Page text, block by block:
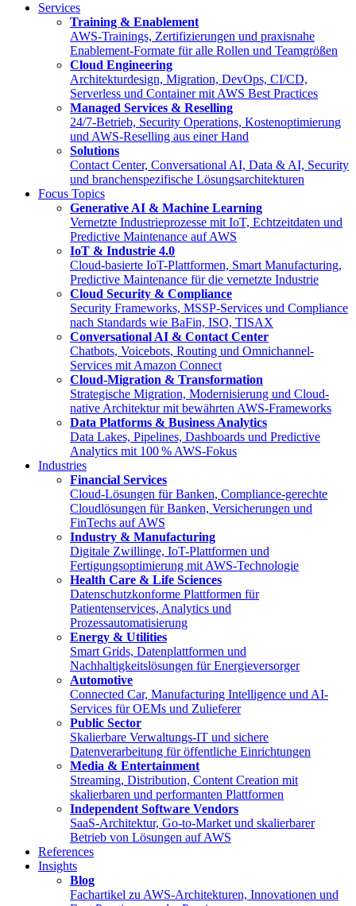
Services
Training & Enablement
AWS-Trainings, Zertifizierungen und praxisnahe
Enablement-Formate für alle Rollen und Teamgrößen
Cloud Engineering
Architekturdesign, Migration, DevOps, CI/CD,
Serverless und Container mit AWS Best Practices
Managed Services & Reselling
24/7-Betrieb, Security Operations, Kostenoptimierung
und AWS-Reselling aus einer Hand
Solutions
Contact Center, Conversational AI, Data & AI, Security
und branchenspezifische Lösungsarchitekturen
Focus Topics
Generative AI & Machine Learning
Vernetzte Industrieprozesse mit IoT, Echtzeitdaten und
Predictive Maintenance auf AWS
IoT & Industrie 4.0
Cloud-basierte IoT-Plattformen, Smart Manufacturing,
Predictive Maintenance für die vernetzte Industrie
Cloud Security & Compliance
Security Frameworks, MSSP-Services und Compliance
nach Standards wie BaFin, ISO, TISAX
Conversational AI & Contact Center
Chatbots, Voicebots, Routing und Omnichannel-
Services mit Amazon Connect
Cloud-Migration & Transformation
Strategische Migration, Modernisierung und Cloud-
native Architektur mit bewährten AWS-Frameworks
Data Platforms & Business Analytics
Data Lakes, Pipelines, Dashboards und Predictive
Analytics mit 100 % AWS-Fokus
Industries
Financial Services
Cloud-Lösungen für Banken, Compliance-gerechte
Cloudlösungen für Banken, Versicherungen und
FinTechs auf AWS
Industry & Manufacturing
Digitale Zwillinge, IoT-Plattformen und
Fertigungsoptimierung mit AWS-Technologie
Health Care & Life Sciences
Datenschutzkonforme Plattformen für
Patientenservices, Analytics und
Prozessautomatisierung
Energy & Utilities
Smart Grids, Datenplattformen und
Nachhaltigkeitslösungen für Energieversorger
Automotive
Connected Car, Manufacturing Intelligence und AI-
Services für OEMs und Zulieferer
Public Sector
Skalierbare Verwaltungs-IT und sichere
Datenverarbeitung für öffentliche Einrichtungen
Media & Entertainment
Streaming, Distribution, Content Creation mit
skalierbaren und performanten Plattformen
Independent Software Vendors
SaaS-Architektur, Go-to-Market und skalierbarer
Betrieb von Lösungen auf AWS
References
Insights
Blog
Fachartikel zu AWS-Architekturen, Innovationen und